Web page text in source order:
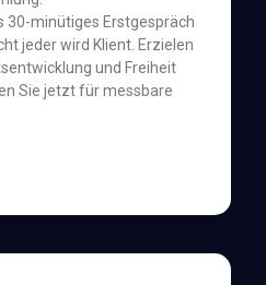
30-minütiges Erstgespräch
jeder wird Klient. Erzielen
und Freiheit
Sie jetzt für messbare